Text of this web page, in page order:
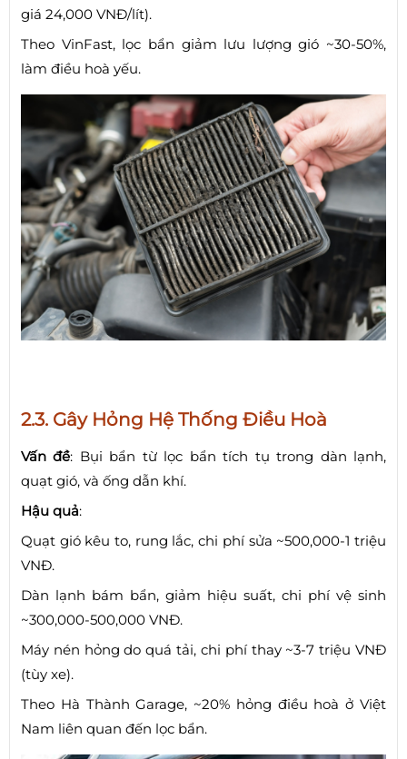
giá 24,000 VNĐ/lít).
Theo VinFast, lọc bẩn giảm lưu lượng gió ~30-50%,
làm điều hoà yếu.
2.3. Gây Hỏng Hệ Thống Điều Hoà
Vấn đề: Bụi bẩn từ lọc bẩn tích tụ trong dàn lạnh,
quạt gió, và ống dẫn khí.
Hậu quả:
Quạt gió kêu to, rung lắc, chi phí sửa ~500,000-1 triệu
VNĐ.
Dàn lạnh bám bẩn, giảm hiệu suất, chi phí vệ sinh
~300,000-500,000 VNĐ.
Máy nén hỏng do quá tải, chi phí thay ~3-7 triệu VNĐ
(tùy xe).
Theo Hà Thành Garage, ~20% hỏng điều hoà ở Việt
Nam liên quan đến lọc bẩn.